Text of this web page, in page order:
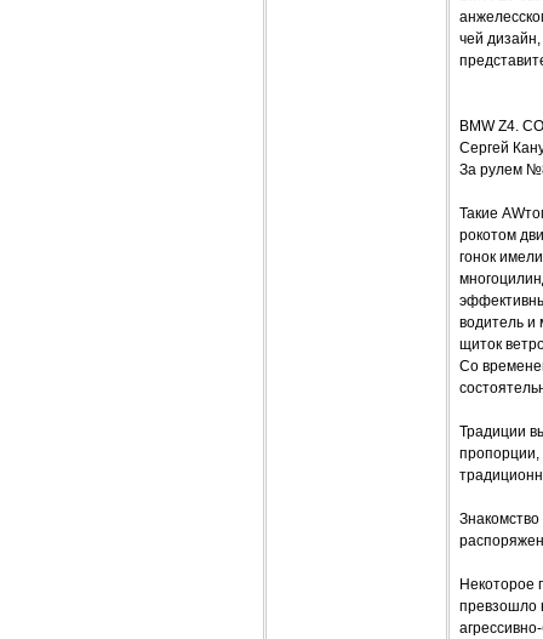
чей
BMW Z4.
Сергей
За рулем
Такие
рокотом
гонок
водитель и
щиток
Со
Традиции
пропорции,
Некоторое
превзошло